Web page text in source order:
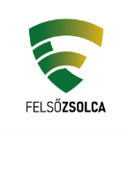
Skip
content